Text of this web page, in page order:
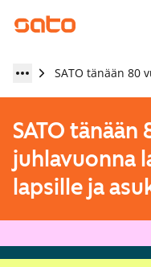
SATO
juhlavuonna
lapsille ja